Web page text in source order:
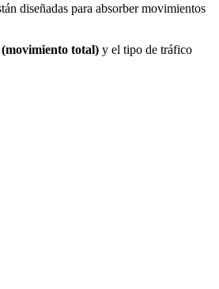
diseñadas para absorber movimientos
total) y el tipo de tráfico